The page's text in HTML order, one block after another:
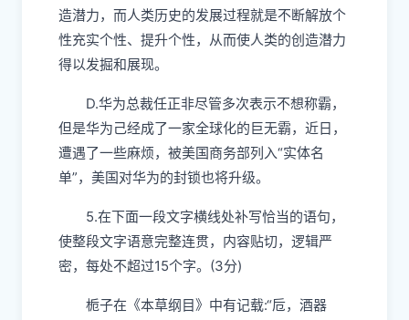
造潜力，而人类历史的发展过程就是不断解放个
性充实个性、提升个性，从而使人类的创造潜力
得以发掘和展现。
D.华为总裁任正非尽管多次表示不想称霸，
但是华为己经成了一家全球化的巨无霸，近日，
遭遇了一些麻烦，被美国商务部列入“实体名
单”，美国对华为的封锁也将升级。
5.在下面一段文字横线处补写恰当的语句，
使整段文字语意完整连贯，内容贴切，逻辑严
密，每处不超过15个字。 (3分)
栀子在《本草纲目》中有记载:“卮，酒器